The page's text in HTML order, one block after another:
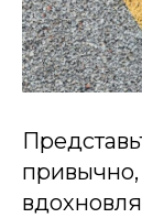
привычно,